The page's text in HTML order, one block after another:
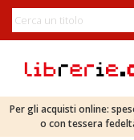
Per gli acquisti online:
o con tessera